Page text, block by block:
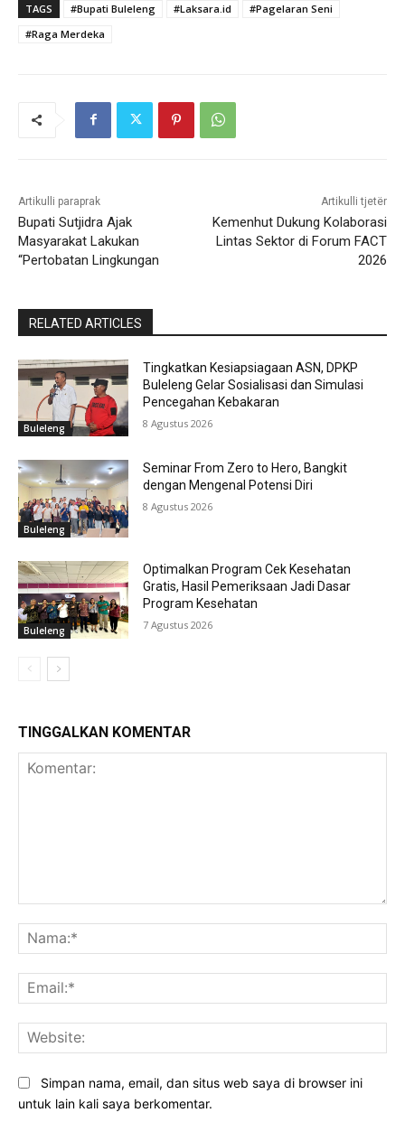
TAGS #Bupati Buleleng #Laksara.id
#Pagelaran Seni
#Raga Merdeka
Artikulli paraprak
Bupati Sutjidra Ajak
Masyarakat Lakukan
“Pertobatan Lingkungan
Artikulli tjetër
Kemenhut Dukung Kolaborasi
Lintas Sektor di Forum FACT
2026
RELATED ARTICLES
Buleleng
Tingkatkan Kesiapsiagaan ASN, DPKP
Buleleng Gelar Sosialisasi dan Simulasi
Pencegahan Kebakaran
8 Agustus 2026
Buleleng
Seminar From Zero to Hero, Bangkit
dengan Mengenal Potensi Diri
8 Agustus 2026
Buleleng
Optimalkan Program Cek Kesehatan
Gratis, Hasil Pemeriksaan Jadi Dasar
Program Kesehatan
7 Agustus 2026
TINGGALKAN KOMENTAR
Simpan nama, email, dan situs web saya di browser ini
untuk lain kali saya berkomentar.